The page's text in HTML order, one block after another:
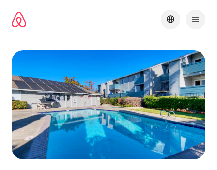
բովանդակությանը